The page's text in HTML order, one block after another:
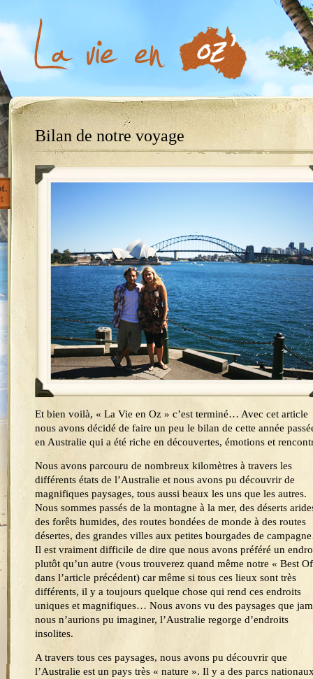
Bilan de notre voyage
Et bien voilà, « La Vie en Oz » c’est terminé… Avec cet article
nous avons décidé de faire un peu le bilan de cette année
en Australie qui a été riche en découvertes, émotions et
Nous avons parcouru de nombreux kilomètres à travers les
différents états de l’Australie et nous avons pu découvrir de
magnifiques paysages, tous aussi beaux les uns que les autres.
Nous sommes passés de la montagne à la mer, des déserts
des forêts humides, des routes bondées de monde à des routes
désertes, des grandes villes aux petites bourgades de
Il est vraiment difficile de dire que nous avons préféré un
plutôt qu’un autre (vous trouverez quand même notre « Best
dans l’article précédent) car même si tous ces lieux sont très
différents, il y a toujours quelque chose qui rend ces endroits
uniques et magnifiques… Nous avons vu des paysages que
nous n’aurions pu imaginer, l’Australie regorge d’endroits
insolites.
A travers tous ces paysages, nous avons pu découvrir que
l’Australie est un pays très « nature ». Il y a des parcs